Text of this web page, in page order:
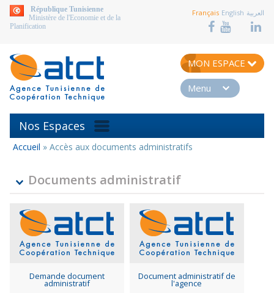
aller au contenu
République Tunisienne
Ministère de l'Economie et de la
Planification
Français English العربية
MON ESPACE
Menu
Nos Espaces
Vous
Accueil » Accès aux documents administratifs
Documents administratif
Demande document
administratif
Document administratif de
l'agence